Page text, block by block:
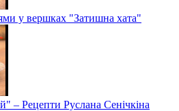
у вершках "Затишна хата"
– Рецепти Руслана Сенічкіна